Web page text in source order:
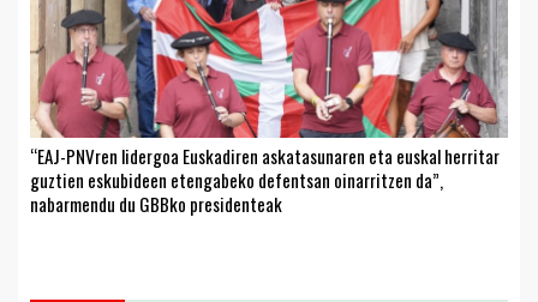
“EAJ-PNVren lidergoa Euskadiren askatasunaren eta euskal herritar
guztien eskubideen etengabeko defentsan oinarritzen da”,
nabarmendu du GBBko presidenteak